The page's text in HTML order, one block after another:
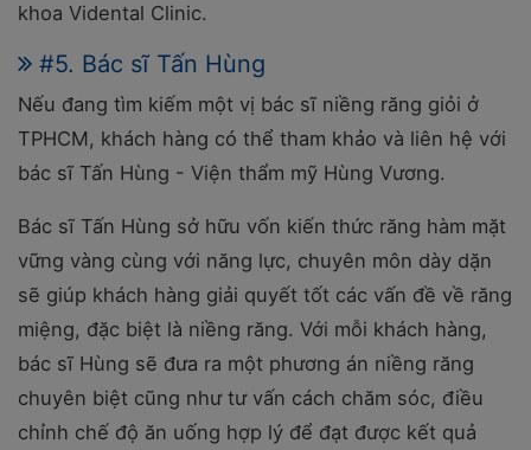
khoa Vidental Clinic.
#5. Bác sĩ Tấn Hùng
Nếu đang tìm kiếm một vị bác sĩ niềng răng giỏi ở
TPHCM, khách hàng có thể tham khảo và liên hệ với
bác sĩ Tấn Hùng - Viện thẩm mỹ Hùng Vương.
Bác sĩ Tấn Hùng sở hữu vốn kiến thức răng hàm mặt
vững vàng cùng với năng lực, chuyên môn dày dặn
sẽ giúp khách hàng giải quyết tốt các vấn đề về răng
miệng, đặc biệt là niềng răng. Với mỗi khách hàng,
bác sĩ Hùng sẽ đưa ra một phương án niềng răng
chuyên biệt cũng như tư vấn cách chăm sóc, điều
chỉnh chế độ ăn uống hợp lý để đạt được kết quả